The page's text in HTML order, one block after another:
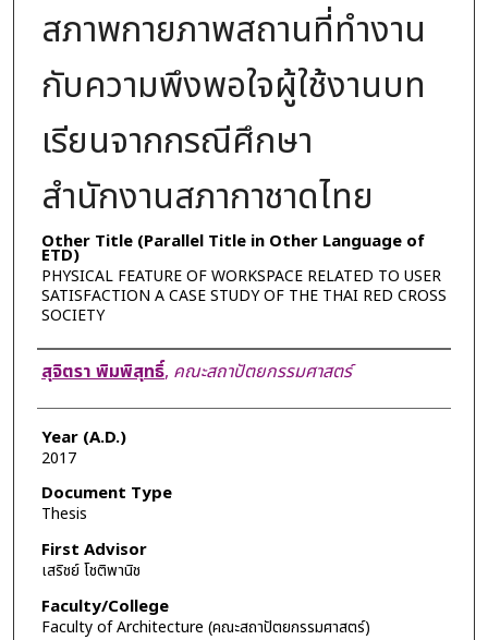
สภาพกายภาพสถานที่ทำงาน
กับความพึงพอใจผู้ใช้งานบท
เรียนจากกรณีศึกษา
สำนักงานสภากาชาดไทย
Other Title (Parallel Title in Other Language of
ETD)
PHYSICAL FEATURE OF WORKSPACE RELATED TO USER
SATISFACTION A CASE STUDY OF THE THAI RED CROSS
SOCIETY
Author
สุจิตรา พิมพิสุทธิ์, คณะสถาปัตยกรรมศาสตร์
Year (A.D.)
2017
Document Type
Thesis
First Advisor
เสริชย์ โชติพานิช
Faculty/College
Faculty of Architecture (คณะสถาปัตยกรรมศาสตร์)